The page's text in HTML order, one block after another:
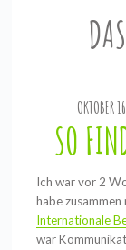
OKTOBER
SO
Ich war vor 2
habe
Internationale
war